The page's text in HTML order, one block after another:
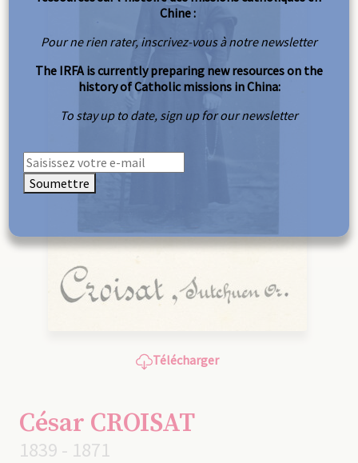
Télécharger
César CROISAT
1839 - 1871
Chine :
Pour ne rien rater, inscrivez-vous à notre newsletter
The IRFA is currently preparing new resources on the
history of Catholic missions in China:
To stay up to date, sign up for our newsletter
Soumettre